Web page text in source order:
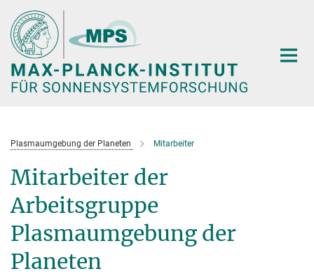
Hauptinhalt
Plasmaumgebung der Planeten Mitarbeiter
Mitarbeiter der
Arbeitsgruppe
Plasmaumgebung der
Planeten